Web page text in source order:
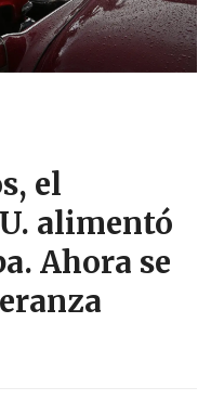
el
alimentó
Ahora se